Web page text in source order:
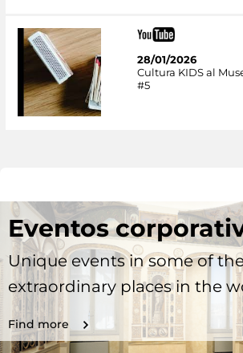
28/01/2026
Cultura KIDS al
#5
Eventos
Unique events in some of
extraordinary places in the
Find more